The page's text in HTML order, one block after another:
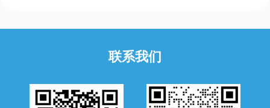
联系我们